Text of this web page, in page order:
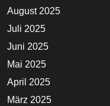
August 2025
Juli 2025
Juni 2025
Mai 2025
April 2025
März 2025